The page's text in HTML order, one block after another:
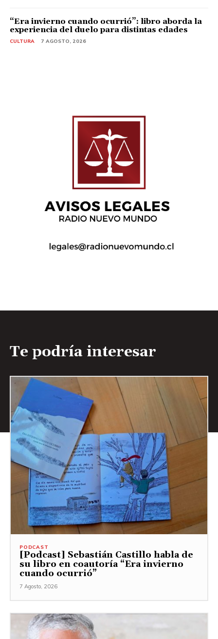
“Era invierno cuando ocurrió”: libro aborda la
experiencia del duelo para distintas edades
CULTURA 7 AGOSTO, 2026
Te podría interesar
PODCAST
[Podcast] Sebastián Castillo habla de
su libro en coautoría “Era invierno
cuando ocurrió”
7 Agosto, 2026